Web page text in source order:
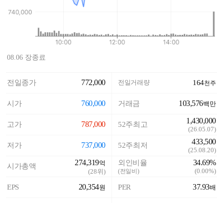
08.06 장종료
전일종가 772,000
시가 760,000
고가 787,000
저가 737,000
시가총액 274,319억
(28위)
EPS 20,354원
전일거래량 164천주
거래금 103,576백만
52주최고 1,430,000
(26.05.07)
52주최저 433,500
(25.08.20)
외인비율
(전일비)
34.69%
(0.00%)
PER 37.93배